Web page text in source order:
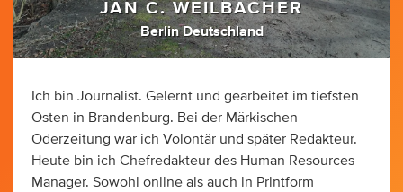
JAN C. WEILBACHER
Berlin Deutschland
Ich bin Journalist. Gelernt und gearbeitet im tiefsten
Osten in Brandenburg. Bei der Märkischen
Oderzeitung war ich Volontär und später Redakteur.
Heute bin ich Chefredakteur des Human Resources
Manager. Sowohl online als auch in Printform